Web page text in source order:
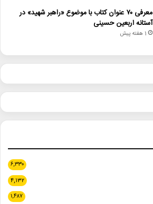
معرفی ۷۰ عنوان کتاب با موضوع «راهبر شهید» در
آستانه اربعین حسینی
1 هفته پیش
۶,۳۳۰
۴,۱۳۲
۱,۴۸۷